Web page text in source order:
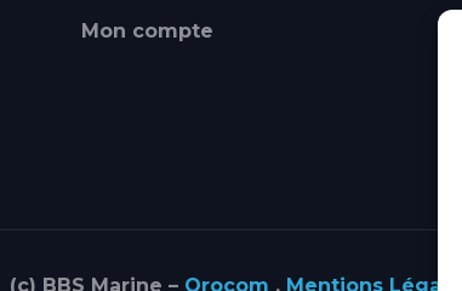
Mon compte
(c) BBS Marine – Orocom . Mentions Légales